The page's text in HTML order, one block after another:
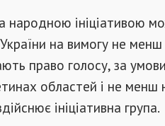
народною ініціативою
на вимогу не менш
право голосу, за
областей і не менш
ініціативна група.